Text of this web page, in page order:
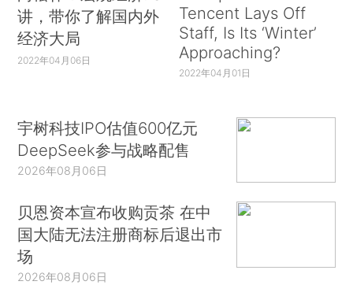
讲，带你了解国内外
经济大局
2022年04月06日
Tencent Lays Off
Staff, Is Its ‘Winter’
Approaching?
2022年04月01日
宇树科技IPO估值600亿元
DeepSeek参与战略配售
2026年08月06日
贝恩资本宣布收购贡茶 在中
国大陆无法注册商标后退出市
场
2026年08月06日